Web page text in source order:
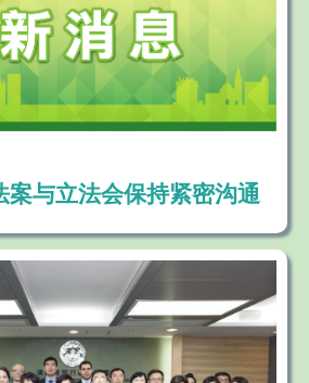
案与立法会保持紧密沟通